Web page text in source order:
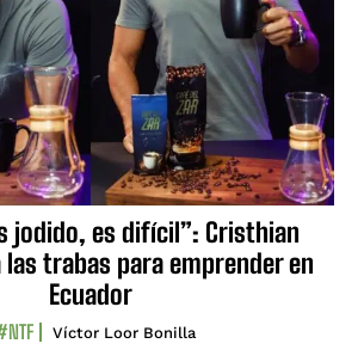
jodido, es difícil”: Cristhian
trabas para emprender en
Ecuador
Víctor Loor Bonilla